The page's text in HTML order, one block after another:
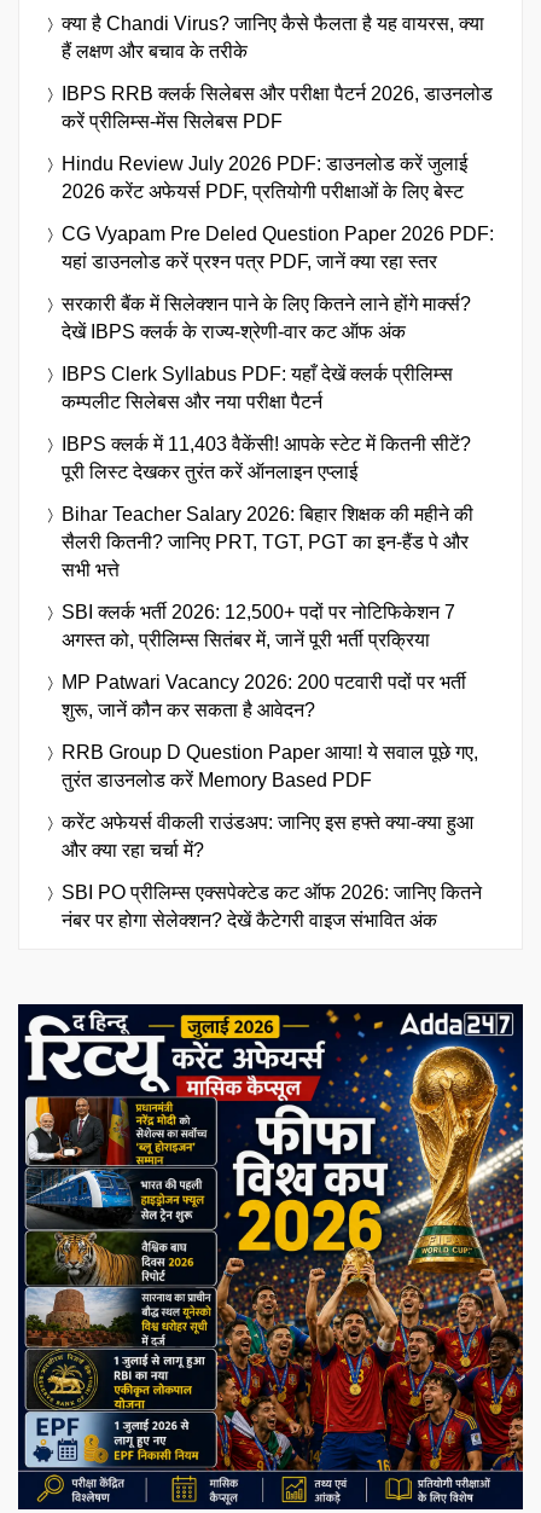
क्या है Chandi Virus? जानिए कैसे फैलता है यह वायरस, क्या
हैं लक्षण और बचाव के तरीके
IBPS RRB क्लर्क सिलेबस और परीक्षा पैटर्न 2026, डाउनलोड
करें प्रीलिम्स-मेंस सिलेबस PDF
Hindu Review July 2026 PDF: डाउनलोड करें जुलाई
2026 करेंट अफेयर्स PDF, प्रतियोगी परीक्षाओं के लिए बेस्ट
CG Vyapam Pre Deled Question Paper 2026 PDF:
यहां डाउनलोड करें प्रश्न पत्र PDF, जानें क्या रहा स्तर
सरकारी बैंक में सिलेक्शन पाने के लिए कितने लाने होंगे मार्क्स?
देखें IBPS क्लर्क के राज्य-श्रेणी-वार कट ऑफ अंक
IBPS Clerk Syllabus PDF: यहाँ देखें क्लर्क प्रीलिम्स
कम्पलीट सिलेबस और नया परीक्षा पैटर्न
IBPS क्लर्क में 11,403 वैकेंसी! आपके स्टेट में कितनी सीटें?
पूरी लिस्ट देखकर तुरंत करें ऑनलाइन एप्लाई
Bihar Teacher Salary 2026: बिहार शिक्षक की महीने की
सैलरी कितनी? जानिए PRT, TGT, PGT का इन-हैंड पे और
सभी भत्ते
SBI क्लर्क भर्ती 2026: 12,500+ पदों पर नोटिफिकेशन 7
अगस्त को, प्रीलिम्स सितंबर में, जानें पूरी भर्ती प्रक्रिया
MP Patwari Vacancy 2026: 200 पटवारी पदों पर भर्ती
शुरू, जानें कौन कर सकता है आवेदन?
RRB Group D Question Paper आया! ये सवाल पूछे गए,
तुरंत डाउनलोड करें Memory Based PDF
करेंट अफेयर्स वीकली राउंडअप: जानिए इस हफ्ते क्या-क्या हुआ
और क्या रहा चर्चा में?
SBI PO प्रीलिम्स एक्सपेक्टेड कट ऑफ 2026: जानिए कितने
नंबर पर होगा सेलेक्शन? देखें कैटेगरी वाइज संभावित अंक